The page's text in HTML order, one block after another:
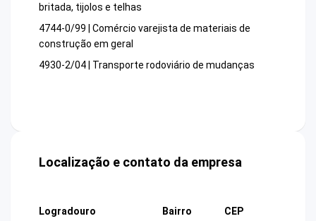
britada, tijolos e telhas
4744-0/99 | Comércio varejista de materiais de
construção em geral
4930-2/04 | Transporte rodoviário de mudanças
Localização e contato da empresa
Logradouro
Bairro
CEP